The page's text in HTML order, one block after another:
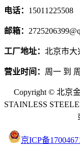
电话： 15011225508
邮箱：
工厂地址： 北京市大
营业时间： 周一 到
Copyright © 北京
STAINLESS STEEL
京ICP备